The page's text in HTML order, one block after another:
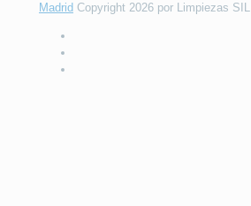
Madrid Copyright 2026 por Limpiezas SIL